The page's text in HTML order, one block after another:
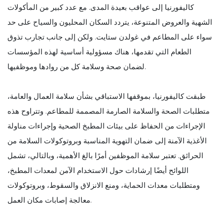
كاليفورنيا إلى عواقب بعيدة المدى. مع عدد كبير من المأكولات
الشهية والعروض المتنوعة، يتردد السكان المحليون والسياح على حد
سواء على المطاعم في غولدن ستايت. ولكن إلى جانب تجارب تذوق
الطعام التي تقدمها، هناك مسؤولية أساسية لهذه المؤسسات
لضمان صحة وسلامة كل من روادها وموظفيها.
طبقت كاليفورنيا، بموقفها الاستباقي بشأن سلامة العمال والعامة،
متطلبات الصحة والسلامة الصارمة المصممة للمطاعم. وتتراوح هذه
الإجراءات من الحفاظ على بيئات المطبخ الصحية وإجراءات مناولة
الأغذية الآمنة إلى ضمان التهوية المناسبة وبروتوكولات السلامة من
الحرائق. تعتبر سلامة الموظفين أمرًا بالغ الأهمية، وبالتالي، تشمل
اللوائح أيضًا إرشادات حول الاستخدام الآمن لمعدات المطبخ،
ومتطلبات معدات الحماية، ومنع الانزلاق والسقوط، وبروتوكولات
معالجة إصابات مكان العمل.